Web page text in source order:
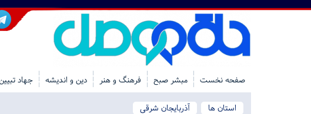
صفحه نخست مبشر صبح فرهنگ و هنر دین و اندیشه جهاد
استان ها آذربایجان شرقی